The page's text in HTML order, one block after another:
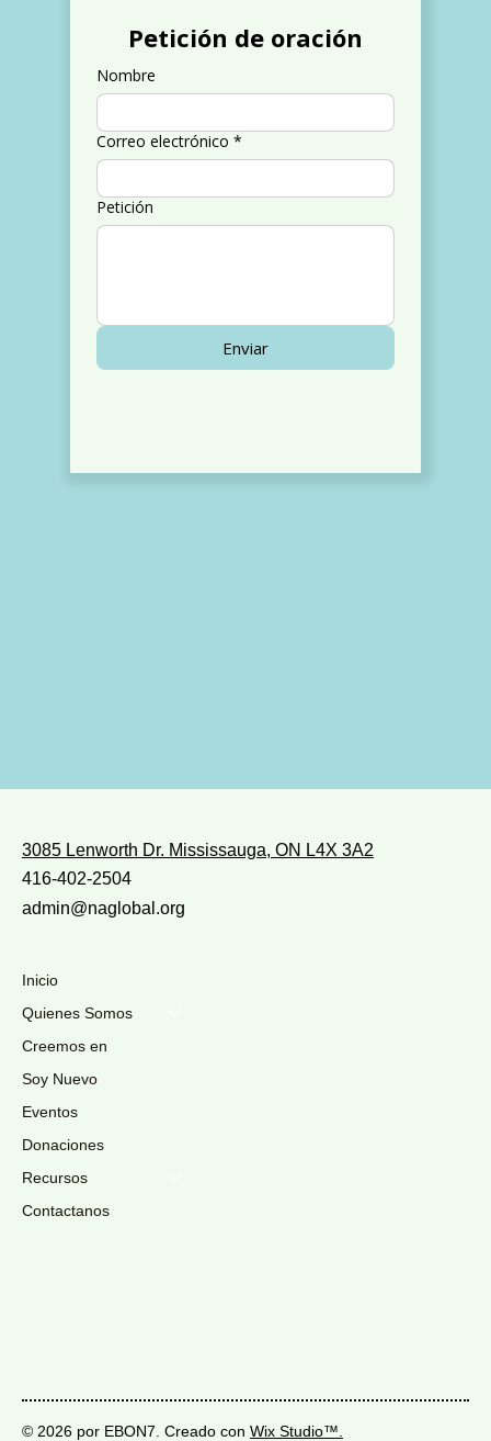
Petición de oración
Nombre
Correo electrónico *
Petición
Enviar
3085 Lenworth Dr. Mississauga, ON L4X 3A2
416-402-2504
admin@naglobal.org
Inicio
Quienes Somos
Creemos en
Soy Nuevo
Eventos
Donaciones
Recursos
Contactanos
© 2026 por EBON7. Creado con Wix Studio™.